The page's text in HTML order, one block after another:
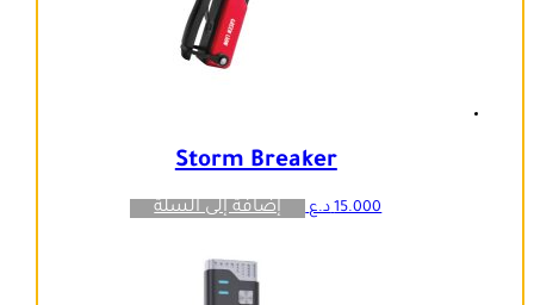
Storm Breaker
15.000 د.ع إضافة إلى السلة